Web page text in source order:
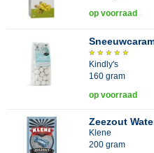
op voorraad
Kindly's
160 gram
op voorraad
Zeezout
Klene
200 gram